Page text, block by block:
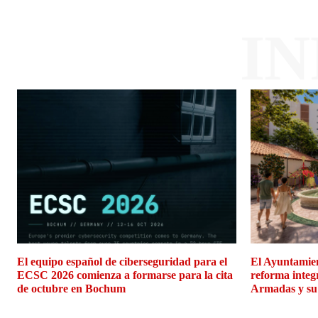
El equipo español de ciberseguridad para el
ECSC 2026 comienza a formarse para la cita
de octubre en Bochum
El
reforma
Armadas y